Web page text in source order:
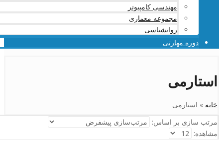
مهندسی کامپیوتر
مجموعه معماری
روانشناسی
دوره مهارتی
استارمی
خانه » استارمی
مرتب سازی بر اساس:
مشاهده: